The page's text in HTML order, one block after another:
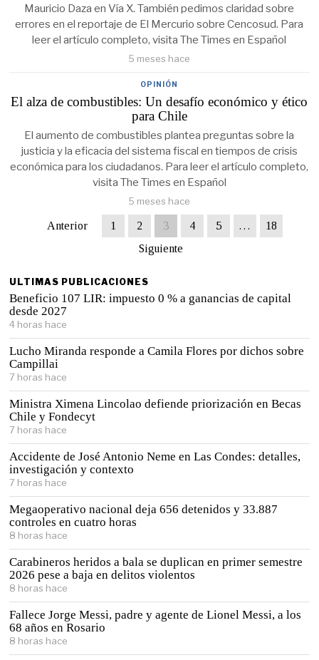
Mauricio Daza en Vía X. También pedimos claridad sobre
errores en el reportaje de El Mercurio sobre Cencosud. Para
leer el artículo completo, visita The Times en Español
5 meses hace
OPINIÓN
El alza de combustibles: Un desafío económico y ético
para Chile
El aumento de combustibles plantea preguntas sobre la
justicia y la eficacia del sistema fiscal en tiempos de crisis
económica para los ciudadanos. Para leer el artículo completo,
visita The Times en Español
5 meses hace
Anterior 1 2 3 4 5 …
18
Siguiente
ULTIMAS PUBLICACIONES
Beneficio 107 LIR: impuesto 0 % a ganancias de capital
desde 2027
4 horas hace
Lucho Miranda responde a Camila Flores por dichos sobre
Campillai
7 horas hace
Ministra Ximena Lincolao defiende priorización en Becas
Chile y Fondecyt
7 horas hace
Accidente de José Antonio Neme en Las Condes: detalles,
investigación y contexto
7 horas hace
Megaoperativo nacional deja 656 detenidos y 33.887
controles en cuatro horas
8 horas hace
Carabineros heridos a bala se duplican en primer semestre
2026 pese a baja en delitos violentos
8 horas hace
Fallece Jorge Messi, padre y agente de Lionel Messi, a los
68 años en Rosario
8 horas hace